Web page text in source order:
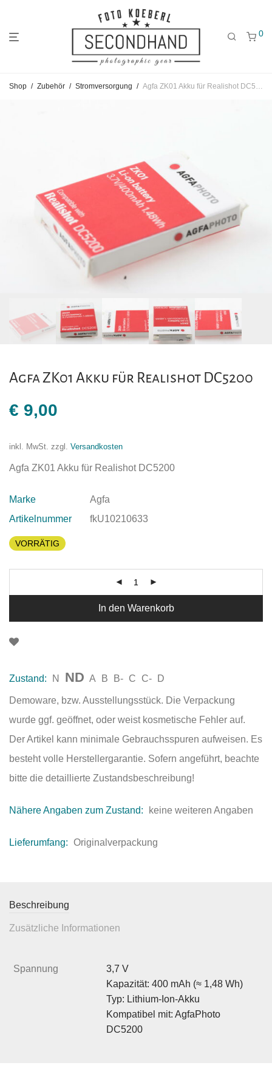
0
Shop / Zubehör / Stromversorgung / Agfa ZK01 Akku für Realishot DC5200
Agfa ZK01 Akku für Realishot DC5200
€ 9,00
inkl. MwSt. zzgl. Versandkosten
Agfa ZK01 Akku für Realishot DC5200
Marke
Agfa
Artikelnummer
fkU10210633
VORRÄTIG
In den Warenkorb
Zustand: N ND A B B- C C- D
Demoware, bzw. Ausstellungsstück. Die Verpackung
wurde ggf. geöffnet, oder weist kosmetische Fehler auf.
Der Artikel kann minimale Gebrauchsspuren aufweisen. Es
besteht volle Herstellergarantie. Sofern angeführt, beachte
bitte die detaillierte Zustandsbeschreibung!
Nähere Angaben zum Zustand: keine weiteren Angaben
Lieferumfang: Originalverpackung
Beschreibung
Zusätzliche Informationen
Spannung
3,7 V
Kapazität: 400 mAh (≈ 1,48 Wh)
Typ: Lithium-Ion-Akku
Kompatibel mit: AgfaPhoto
DC5200